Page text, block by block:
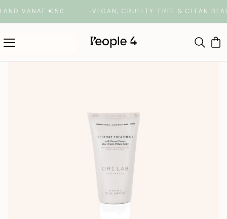
VANAF €50 VEGAN, CRUELTY-FREE & CLEAN